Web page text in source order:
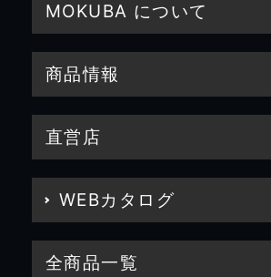
MOKUBA について
商品情報
直営店
WEBカタログ
全商品一覧